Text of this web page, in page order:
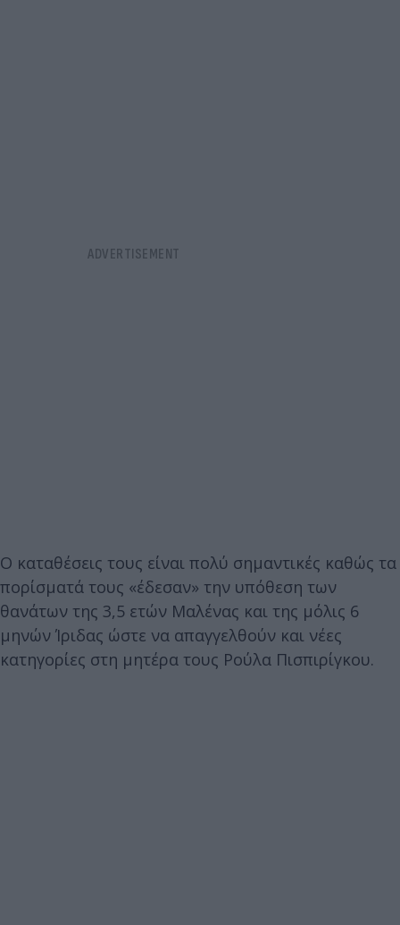
Ο καταθέσεις τους είναι πολύ σημαντικές καθώς τα
πορίσματά τους «έδεσαν» την υπόθεση των
θανάτων της 3,5 ετών Μαλένας και της μόλις 6
μηνών Ίριδας ώστε να απαγγελθούν και νέες
κατηγορίες στη μητέρα τους Ρούλα Πισπιρίγκου.